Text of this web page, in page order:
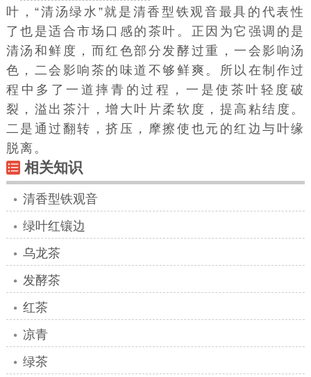
叶，“清汤绿水”就是清香型铁观音最具的代表性
了也是适合市场口感的茶叶。正因为它强调的是
清汤和鲜度，而红色部分发酵过重，一会影响汤
色，二会影响茶的味道不够鲜爽。所以在制作过
程中多了一道摔青的过程，一是使茶叶轻度破
裂，溢出茶汁，增大叶片柔软度，提高粘结度。
二是通过翻转，挤压，摩擦使也元的红边与叶缘
脱离。
相关知识
清香型铁观音
绿叶红镶边
乌龙茶
发酵茶
红茶
凉青
绿茶